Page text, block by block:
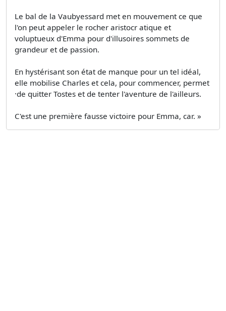
Le bal de la Vaubyessard met en mouvement ce que
l'on peut appeler le rocher aristocr atique et
voluptueux d'Emma pour d'illusoires sommets de
grandeur et de passion.
En hystérisant son état de manque pour un tel idéal,
elle mobilise Charles et cela, pour commencer, permet
·de quitter Tostes et de tenter l'aventure de l'ailleurs.
C'est une première fausse victoire pour Emma, car. »